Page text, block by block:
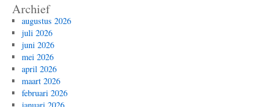
Archief
augustus 2026
juli 2026
juni 2026
mei 2026
april 2026
maart 2026
februari 2026